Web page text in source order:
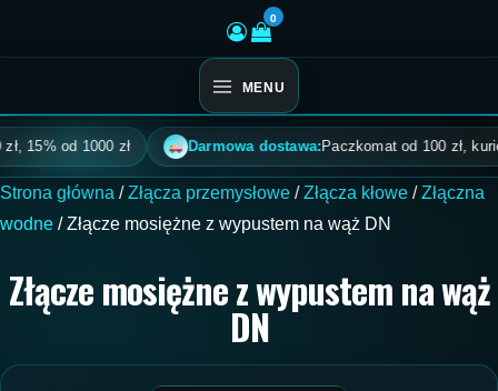
0
MENU
od 1000 zł Darmowa dostawa:Paczkomat od 100 zł, kurier
Strona główna /Złącza przemysłowe /Złącza kłowe /Złączna
wodne / Złącze mosiężne z wypustem na wąż DN
Złącze mosiężne z wypustem na wąż
DN